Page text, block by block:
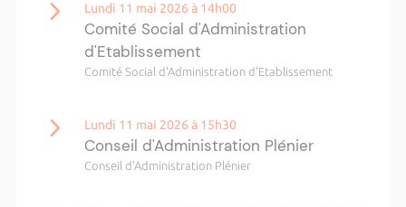
Lundi 11 mai 2026 à 14h00
Comité Social d'Administration
d'Etablissement
Comité Social d'Administration d'Etablissement
Lundi 11 mai 2026 à 15h30
Conseil d'Administration Plénier
Conseil d'Administration Plénier